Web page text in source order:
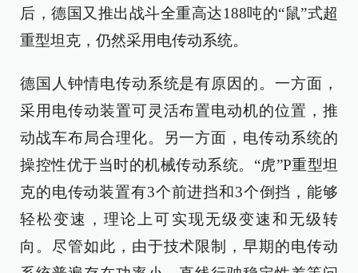
后，德国又推出战斗全重高达188吨的“鼠”式超
重型坦克，仍然采用电传动系统。
德国人钟情电传动系统是有原因的。一方面，
采用电传动装置可灵活布置电动机的位置，推
动战车布局合理化。另一方面，电传动系统的
操控性优于当时的机械传动系统。“虎”P重型坦
克的电传动装置有3个前进挡和3个倒挡，能够
轻松变速，理论上可实现无级变速和无级转
向。尽管如此，由于技术限制，早期的电传动